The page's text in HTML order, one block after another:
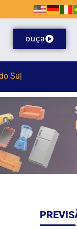
ouça